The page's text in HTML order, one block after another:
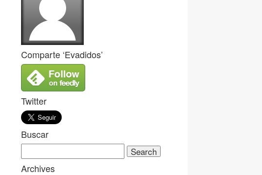
Comparte ‘Evadidos’
Twitter
Buscar
Search
for:
Archives